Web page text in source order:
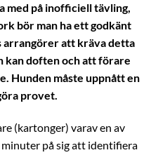
med på inofficiell tävling,
bör man ha ett godkänt
arrangörer att kräva detta
kan doften och att förare
Hunden måste uppnått en
provet.
(kartonger) varav en av
på sig att identifiera